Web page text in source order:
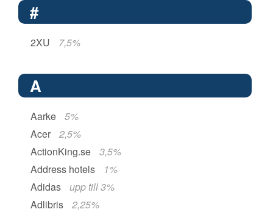
#
2XU 7,5%
A
Aarke
5%
Acer
2,5%
ActionKing.se
3,5%
Address hotels
1%
Adidas
upp till 3%
Adlibris
2,25%